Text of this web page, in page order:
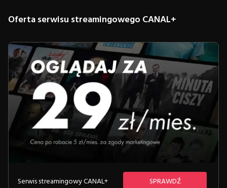
Oferta serwisu streamingowego CANAL+
Serwis streamingowy CANAL+ SPRAWDŹ